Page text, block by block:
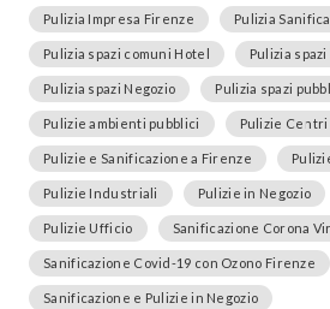
Pulizia Impresa Firenze Pulizia
Pulizia spazi comuni Hotel Pulizia
Pulizia spazi Negozio Pulizia spazi
Pulizie ambienti pubblici Pulizie
Pulizie e Sanificazione a Firenze
Pulizie Industriali Pulizie in Negozio
Pulizie Ufficio Sanificazione Corona
Sanificazione Covid-19 con Ozono Firenze
Sanificazione e Pulizie in Negozio